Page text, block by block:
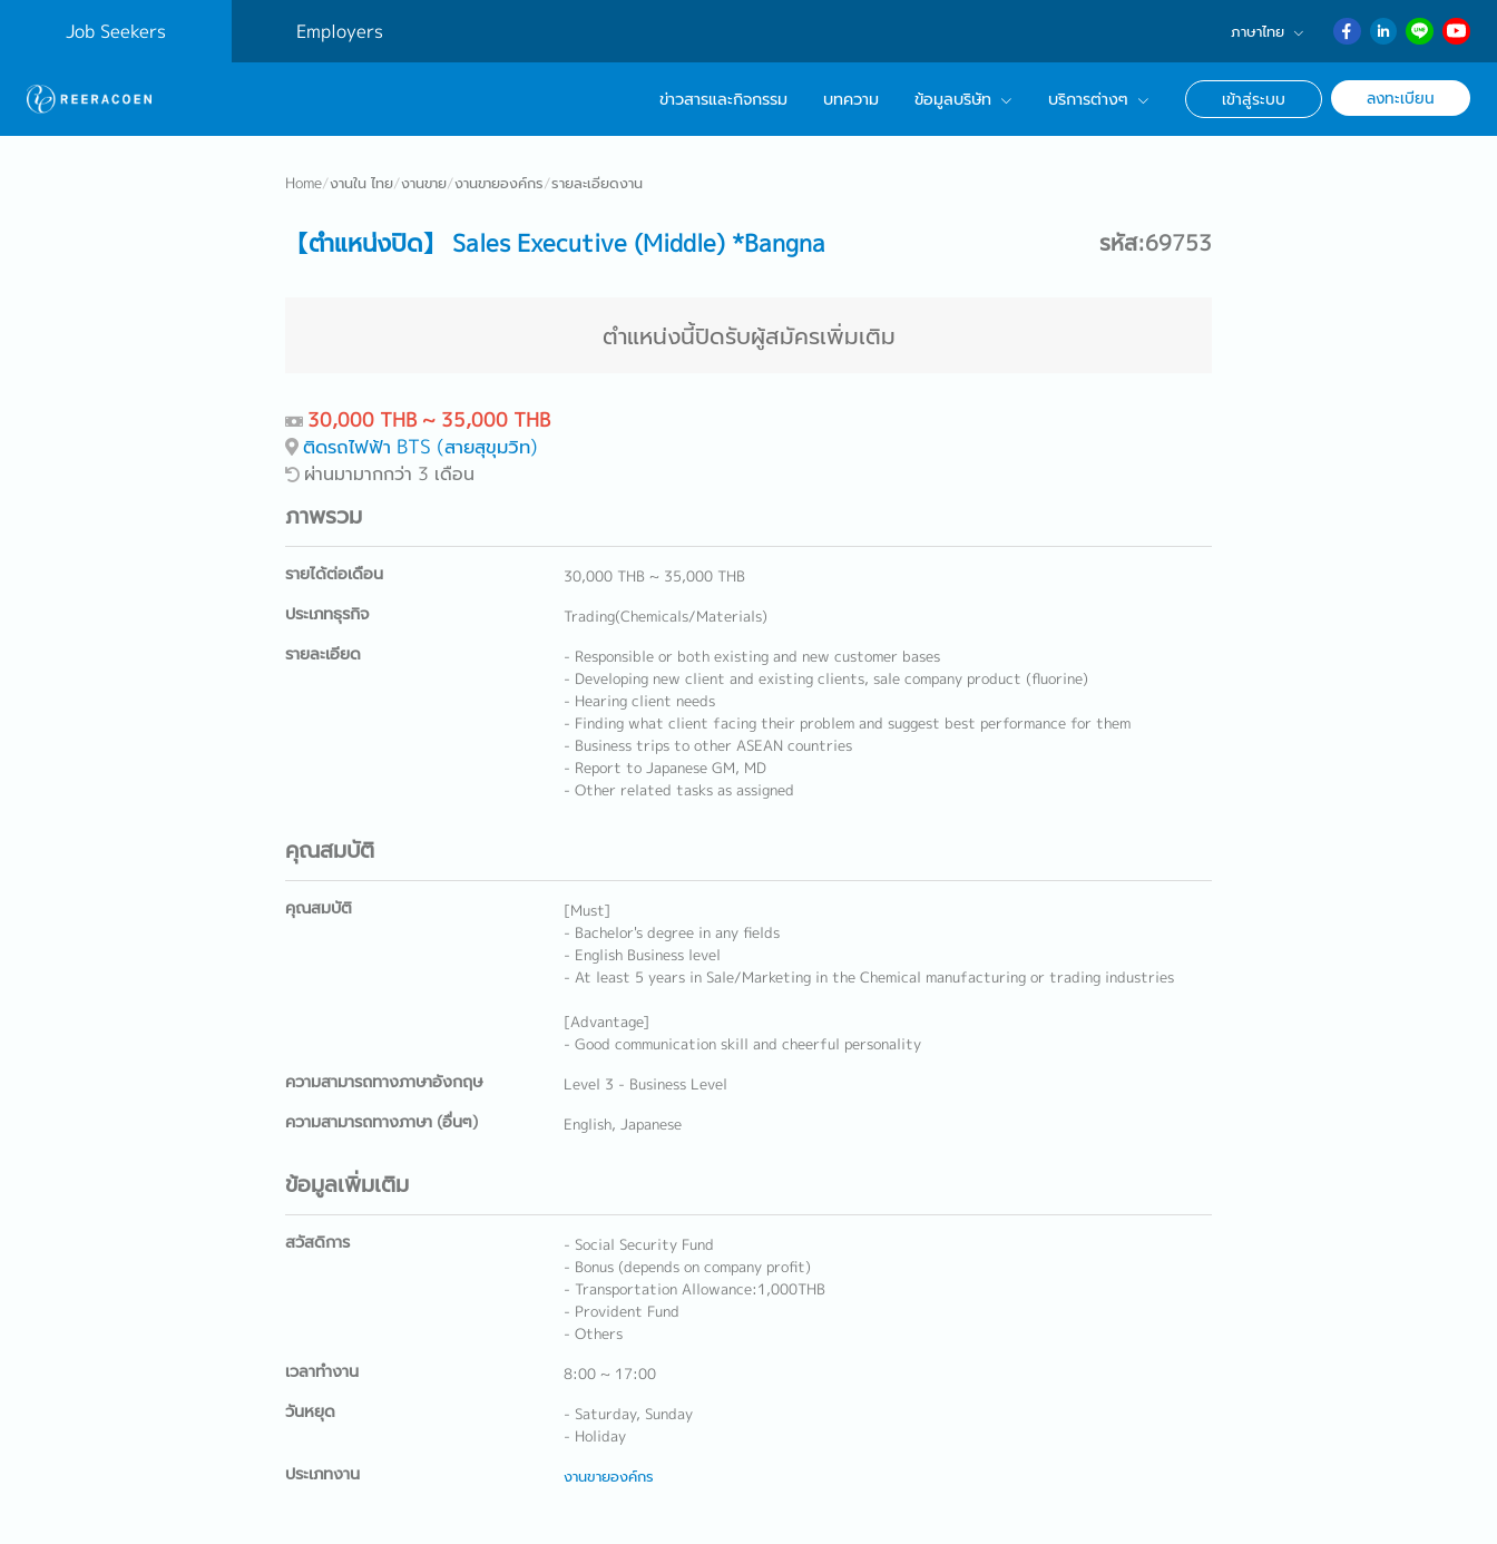
Job Seekers Employers ภาษาไทย
English
日本語
ข่าวสารและกิจกรรม บทความ ข้อมูลบริษัท บริการต่างๆ เข้าสู่ระบบ ลงทะเบียน
Home/งานใน ไทย/งานขาย/งานขายองค์กร/รายละเอียดงาน
【ตำแหน่งปิด】 Sales Executive (Middle) *Bangna รหัส:69753
ตำแหน่งนี้ปิดรับผู้สมัครเพิ่มเติม
30,000 THB ~ 35,000 THB
ติดรถไฟฟ้า BTS (สายสุขุมวิท)
ผ่านมามากกว่า 3 เดือน
ภาพรวม
รายได้ต่อเดือน 30,000 THB ~ 35,000 THB
ประเภทธุรกิจ Trading(Chemicals/Materials)
รายละเอียด
- Responsible or both existing and new customer bases
- Developing new client and existing clients, sale company product (fluorine)
- Hearing client needs
- Finding what client facing their problem and suggest best performance for them
- Business trips to other ASEAN countries
- Report to Japanese GM, MD
- Other related tasks as assigned
คุณสมบัติ
คุณสมบัติ
[Must]
- Bachelor's degree in any fields
- English Business level
- At least 5 years in Sale/Marketing in the Chemical manufacturing or trading industries
[Advantage]
- Good communication skill and cheerful personality
ความสามารถทางภาษาอังกฤษ Level 3 - Business Level
ความสามารถทางภาษา (อื่นๆ) English, Japanese
ข้อมูลเพิ่มเติม
สวัสดิการ
- Social Security Fund
- Bonus (depends on company profit)
- Transportation Allowance:1,000THB
- Provident Fund
- Others
เวลาทำงาน 8:00 ~ 17:00
วันหยุด
- Saturday, Sunday
- Holiday
ประเภทงาน งานขายองค์กร